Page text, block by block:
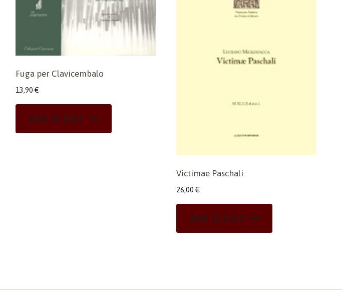
Fuga per Clavicembalo
13,90 €
Add To Cart
Victimae Paschali
26,00 €
Add To Cart